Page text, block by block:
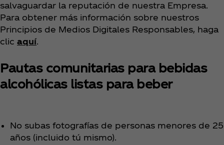
salvaguardar la reputación de nuestra Empresa.
Para obtener más información sobre nuestros
Principios de Medios Digitales Responsables, haga
clic aquí.
Pautas comunitarias para bebidas
alcohólicas listas para beber
No subas fotografías de personas menores de 25
años (incluido tú mismo).